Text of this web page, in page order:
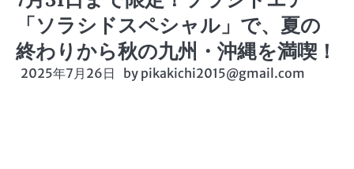
「ソラシドスペシャル」で、夏の
終わりから秋の九州・沖縄を満喫！
2025年7月26日 by pikakichi2015@gmail.com